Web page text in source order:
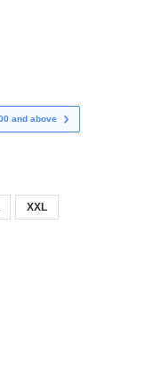
and above
XXL